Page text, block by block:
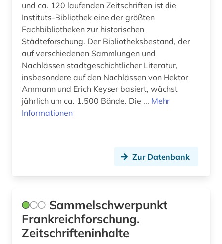
kernphysik (1)
kommentare (1)
konfliktforschung (1)
kontrollierte klinische studie (3)
kulturwissenschaften (1)
künstlerische forschung (1)
landeskunde (1)
magnetismus (1)
maschinenbau (2)
und ca. 120 laufenden Zeitschriften ist die
Instituts-Bibliothek eine der größten
Fachbibliotheken zur historischen
Städteforschung. Der Bibliotheksbestand, der
auf verschiedenen Sammlungen und
Nachlässen stadtgeschichtlicher Literatur,
insbesondere auf den Nachlässen von Hektor
Ammann und Erich Keyser basiert, wächst
jährlich um ca. 1.500 Bände. Die ... Mehr
Informationen
Zur Datenbank
Sammelschwerpunkt
Frankreichforschung.
Zeitschrifteninhalte